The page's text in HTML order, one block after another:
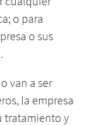
o para
o sus
van a ser
la empresa
tratamiento y